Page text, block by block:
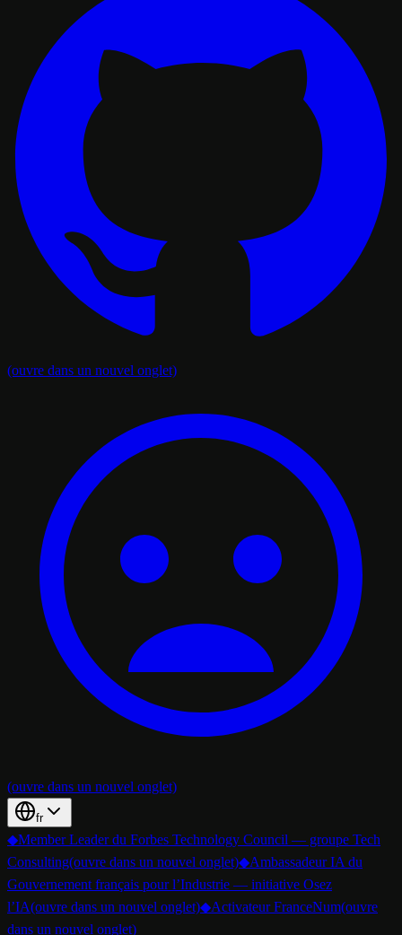
(ouvre dans un nouvel onglet)
(ouvre dans un nouvel onglet)
fr
◆Member Leader du Forbes Technology Council — groupe Tech
Consulting(ouvre dans un nouvel onglet)◆Ambassadeur IA du
Gouvernement français pour l’Industrie — initiative Osez
l’IA(ouvre dans un nouvel onglet)◆Activateur FranceNum(ouvre
dans un nouvel onglet)